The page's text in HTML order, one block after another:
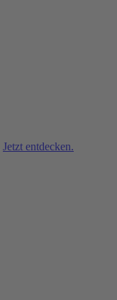
Jetzt entdecken.